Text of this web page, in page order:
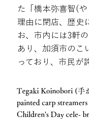
た「橋本弥喜智(
理由に閉店、歴史
お、市内には3軒
あり、加須市のこ
っており、市民が
Tegaki Koinobori (手
painted carp
Children's Day cele-